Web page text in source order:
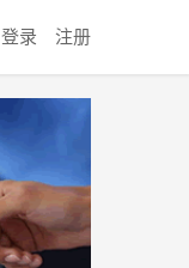
登录 注册